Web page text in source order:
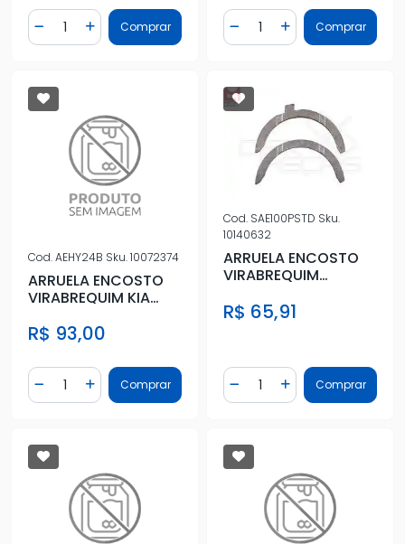
Diminuir Quantidade
Quantidade
Adicionar Quantidade
Comprar Diminuir Quantidade
Quantidade
AdicionarComprar
Cod.AEHY24B Sku.10072374
ARRUELA ENCOSTO
VIRABREQUIM KIA
2016
R$ 93,00
Diminuir Quantidade
Quantidade
Adicionar Quantidade
Comprar
Cod. SAE100PSTD Sku.
10140632
ARRUELA ENCOSTO
VIRABREQUIM
R$ 65,91
Diminuir Quantidade
Quantidade
AdicionarComprar